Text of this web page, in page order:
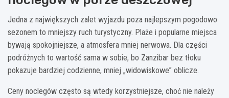
Jedna z największych zalet wyjazdu poza najlepszym pogodowo
sezonem to mniejszy ruch turystyczny. Plaże i popularne miejsca
bywają spokojniejsze, a atmosfera mniej nerwowa. Dla części
podróżnych to wartość sama w sobie, bo Zanzibar bez tłoku
pokazuje bardziej codzienne, mniej „widowiskowe” oblicze.
Ceny noclegów często są wtedy korzystniejsze, choć nie należy